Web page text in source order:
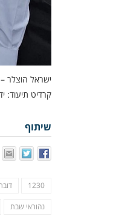
ישראל הוצלר –
קרדיט תיעוד:
שיתוף
1230
נהוראי שבת